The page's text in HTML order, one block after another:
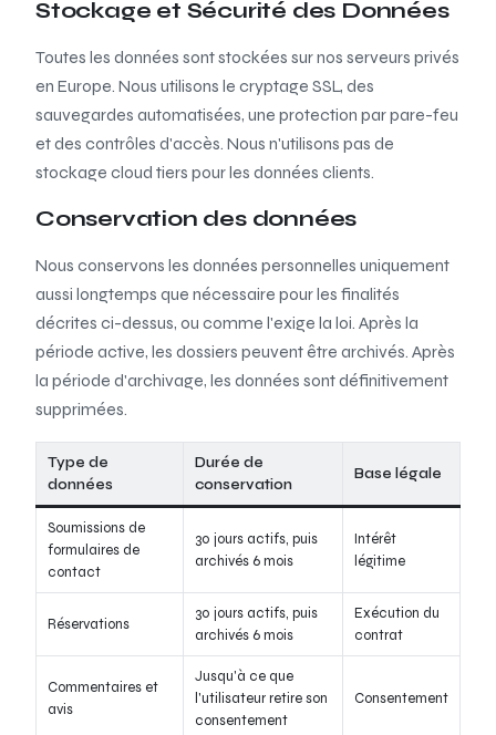
Stockage et Sécurité des Données
Toutes les données sont stockées sur nos serveurs privés
en Europe. Nous utilisons le cryptage SSL, des
sauvegardes automatisées, une protection par pare-feu
et des contrôles d'accès. Nous n'utilisons pas de
stockage cloud tiers pour les données clients.
Conservation des données
Nous conservons les données personnelles uniquement
aussi longtemps que nécessaire pour les finalités
décrites ci-dessus, ou comme l'exige la loi. Après la
période active, les dossiers peuvent être archivés. Après
la période d'archivage, les données sont définitivement
supprimées.
Type de
données
Durée de
conservation
Base légale
Soumissions de
formulaires de
contact
30 jours actifs, puis
archivés 6 mois
Intérêt
légitime
Réservations
30 jours actifs, puis
archivés 6 mois
Exécution du
contrat
Commentaires et
avis
Jusqu'à ce que
l'utilisateur retire son
consentement
Consentement